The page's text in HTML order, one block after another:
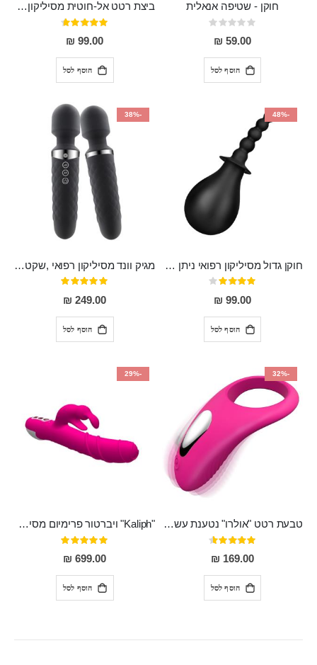
חוקן - שטיפה אנאלית
Rating:
0%
59.00 ₪
הוסף לסל
ביצת רטט אל-חוטית מסיליקון רפואי בגודל של 8 ס"מ ורוחב 3 ס"מ בעלת 20 מהירויות שונות "ENKI"
דירוג:
93%
99.00 ₪
הוסף לסל
-48%
חוקן גדול מסיליקון רפואי ניתן לשימוש גם כפלאג וגם כחרוזים אנאלים
דירוג:
80%
99.00 ₪
הוסף לסל
-38%
מגיק וונד מסיליקון רפואי ,שקט במיוחד, נטען בעל 10 מהירויות שונות "Erna"
דירוג:
100%
249.00 ₪
הוסף לסל
-32%
טבעת רטט "אולרו" נטענת עשויה סיליקון רפואי עם רטט חזק ומטריף חושים
דירוג:
91%
169.00 ₪
הוסף לסל
-29%
"Kaliph" ויברטור פרימיום מסיליקון רפואי , נטען, שקט במיוחד, מסתובב ומתפתל, שמנמן עם חדירה 14 סמ
דירוג:
100%
699.00 ₪
הוסף לסל